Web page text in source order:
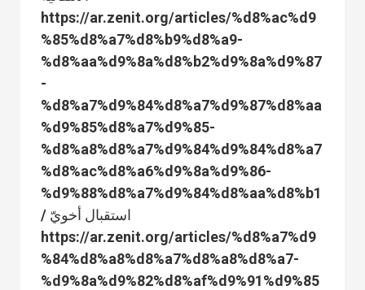
https://ar.zenit.org/articles/%d8%ac%d9
%85%d8%a7%d8%b9%d8%a9-
%d8%aa%d9%8a%d8%b2%d9%8a%d9%87
-
%d8%a7%d9%84%d8%a7%d9%87%d8%aa
%d9%85%d8%a7%d9%85-
%d8%a8%d8%a7%d9%84%d9%84%d8%a7
%d8%ac%d8%a6%d9%8a%d9%86-
%d9%88%d8%a7%d9%84%d8%aa%d8%b1
/ استقبال أخويّ
https://ar.zenit.org/articles/%d8%a7%d9
%84%d8%a8%d8%a7%d8%a8%d8%a7-
%d9%8a%d9%82%d8%af%d9%91%d9%85